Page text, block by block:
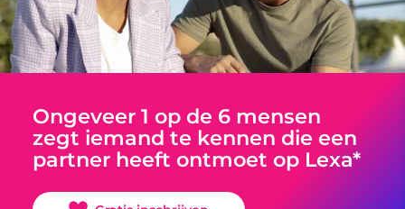
Ongeveer 1 op de 6 mensen
zegt iemand te kennen die een
partner heeft ontmoet op Lexa*